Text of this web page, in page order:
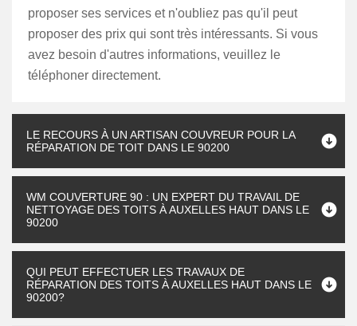
proposer ses services et n'oubliez pas qu'il peut
proposer des prix qui sont très intéressants. Si vous
avez besoin d'autres informations, veuillez le
téléphoner directement.
LE RECOURS À UN ARTISAN COUVREUR POUR LA
RÉPARATION DE TOIT DANS LE 90200
WM COUVERTURE 90 : UN EXPERT DU TRAVAIL DE
NETTOYAGE DES TOITS À AUXELLES HAUT DANS LE
90200
QUI PEUT EFFECTUER LES TRAVAUX DE
RÉPARATION DES TOITS À AUXELLES HAUT DANS LE
90200?